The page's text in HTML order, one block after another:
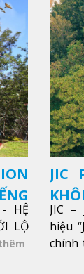
- HỆ
LỘ
JIC
JIC
hiệu
chính